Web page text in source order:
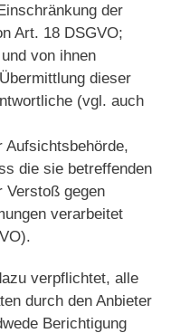
der
Art. 18 DSGVO;
von ihnen
dieser
(vgl. auch
Aufsichtsbehörde,
die sie betreffenden
Verstoß gegen
verarbeitet
verpflichtet, alle
durch den Anbieter
Berichtigung